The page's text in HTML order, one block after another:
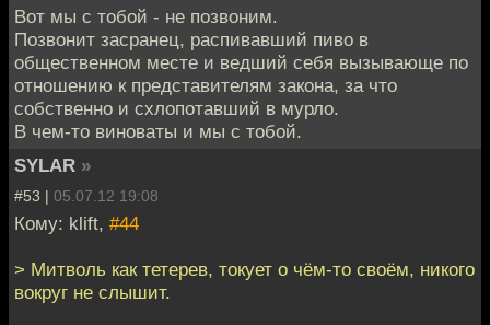
Вот мы с тобой - не позвоним.
Позвонит засранец, распивавший пиво в
общественном месте и ведший себя вызывающе по
отношению к представителям закона, за что
собственно и схлопотавший в мурло.
В чем-то виноваты и мы с тобой.
SYLAR »
#53 | 05.07.12 19:08
Кому: klift, #44
> Митволь как тетерев, токует о чём-то своём, никого
вокруг не слышит.